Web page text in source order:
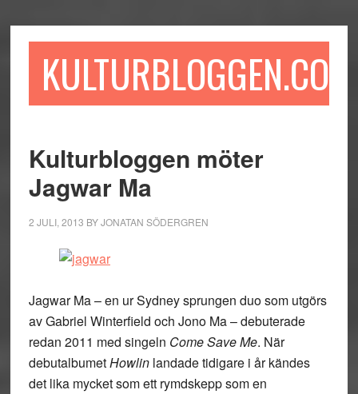
till
till
sidofältet
till
KULTURBLOGGEN.COM
Kulturbloggen möter
Jagwar Ma
2 JULI, 2013 BYJONATAN SÖDERGREN
Jagwar Ma – en ur Sydney sprungen duo som utgörs
av Gabriel Winterfield och Jono Ma – debuterade
redan 2011 med singeln Come Save Me. När
debutalbumetHowlinlandade tidigare i år kändes
det lika mycket som ett rymdskepp som en